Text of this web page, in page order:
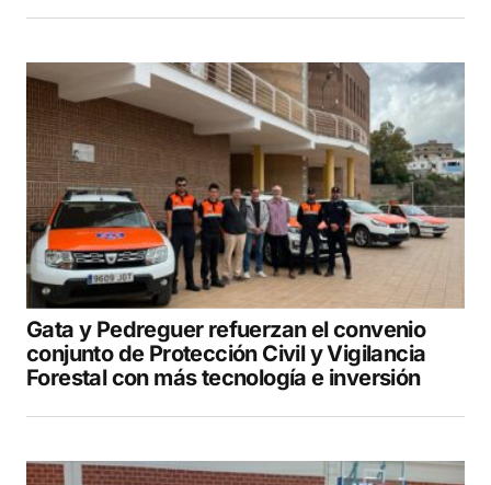
Gata y Pedreguer refuerzan el convenio
conjunto de Protección Civil y Vigilancia
Forestal con más tecnología e inversión